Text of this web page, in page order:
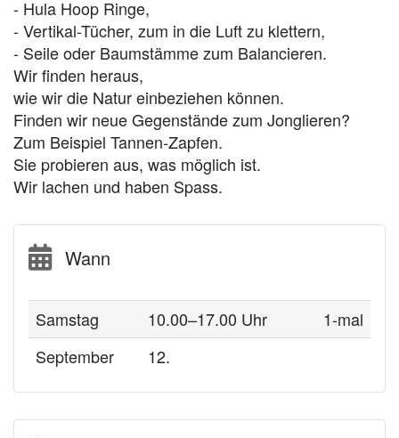
- Hula Hoop Ringe,
- Vertikal-Tücher, zum in die Luft zu klettern,
- Seile oder Baumstämme zum Balancieren.
Wir finden heraus,
wie wir die Natur einbeziehen können.
Finden wir neue Gegenstände zum Jonglieren?
Zum Beispiel Tannen-Zapfen.
Sie probieren aus, was möglich ist.
Wir lachen und haben Spass.
Wann
Samstag 10.00–17.00 Uhr
1-mal
September
12.